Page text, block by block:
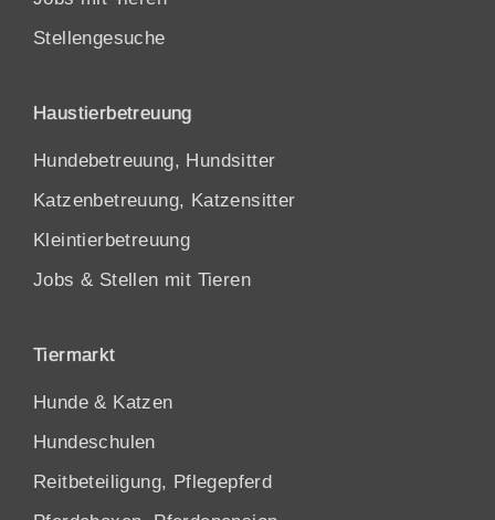
Stellengesuche
Haustierbetreuung
Hundebetreuung, Hundsitter
Katzenbetreuung, Katzensitter
Kleintierbetreuung
Jobs & Stellen mit Tieren
Tiermarkt
Hunde & Katzen
Hundeschulen
Reitbeteiligung, Pflegepferd